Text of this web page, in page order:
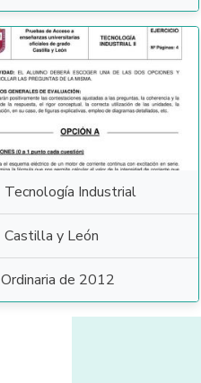
Tecnología Industrial
Castilla y León
Ordinaria de 2012